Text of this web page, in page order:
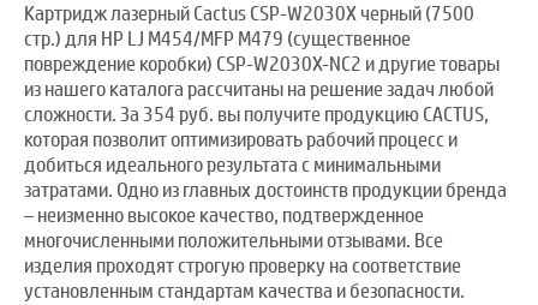
Картридж лазерный Cactus CSP-W2030X черный (7500
стр.) для HP LJ M454/MFP M479 (существенное
повреждение коробки) CSP-W2030X-NC2 и другие товары
из нашего каталога рассчитаны на решение задач любой
сложности. За 354 руб. вы получите продукцию CACTUS,
которая позволит оптимизировать рабочий процесс и
добиться идеального результата с минимальными
затратами. Одно из главных достоинств продукции бренда
– неизменно высокое качество, подтвержденное
многочисленными положительными отзывами. Все
изделия проходят строгую проверку на соответствие
установленным стандартам качества и безопасности.